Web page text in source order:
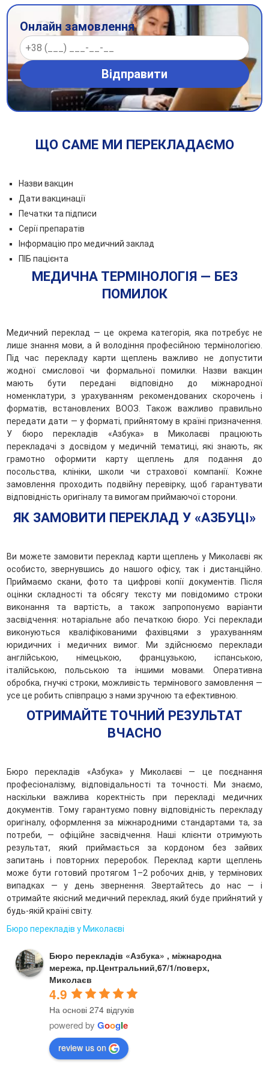
Онлайн замовлення
ЩО САМЕ МИ ПЕРЕКЛАДАЄМО
Назви вакцин
Дати вакцинації
Печатки та підписи
Серії препаратів
Інформацію про медичний заклад
ПІБ пацієнта
МЕДИЧНА ТЕРМІНОЛОГІЯ — БЕЗ
ПОМИЛОК
Медичний переклад — це окрема категорія, яка потребує не
лише знання мови, а й володіння професійною термінологією.
Під час перекладу карти щеплень важливо не допустити
жодної смислової чи формальної помилки. Назви вакцин
мають бути передані відповідно до міжнародної
номенклатури, з урахуванням рекомендованих скорочень і
форматів, встановлених ВООЗ. Також важливо правильно
передати дати — у форматі, прийнятому в країні призначення.
У бюро перекладів «Азбука» в Миколаєві працюють
перекладачі з досвідом у медичній тематиці, які знають, як
грамотно оформити карту щеплень для подання до
посольства, клініки, школи чи страхової компанії. Кожне
замовлення проходить подвійну перевірку, щоб гарантувати
відповідність оригіналу та вимогам приймаючої сторони.
ЯК ЗАМОВИТИ ПЕРЕКЛАД У «АЗБУЦІ»
Ви можете замовити переклад карти щеплень у Миколаєві як
особисто, звернувшись до нашого офісу, так і дистанційно.
Приймаємо скани, фото та цифрові копії документів. Після
оцінки складності та обсягу тексту ми повідомимо строки
виконання та вартість, а також запропонуємо варіанти
засвідчення: нотаріальне або печаткою бюро. Усі переклади
виконуються кваліфікованими фахівцями з урахуванням
юридичних і медичних вимог. Ми здійснюємо переклади
англійською, німецькою, французькою, іспанською,
італійською, польською та іншими мовами. Оперативна
обробка, гнучкі строки, можливість термінового замовлення —
усе це робить співпрацю з нами зручною та ефективною.
ОТРИМАЙТЕ ТОЧНИЙ РЕЗУЛЬТАТ
ВЧАСНО
Бюро перекладів «Азбука» у Миколаєві — це поєднання
професіоналізму, відповідальності та точності. Ми знаємо,
наскільки важлива коректність при перекладі медичних
документів. Тому гарантуємо повну відповідність перекладу
оригіналу, оформлення за міжнародними стандартами та, за
потреби, — офіційне засвідчення. Наші клієнти отримують
результат, який приймається за кордоном без зайвих
запитань і повторних переробок. Переклад карти щеплень
може бути готовий протягом 1–2 робочих днів, у термінових
випадках — у день звернення. Звертайтесь до нас — і
отримайте якісний медичний переклад, який буде прийнятий у
будь-якій країні світу.
Бюро перекладів у Миколаєві
Бюро перекладів «Азбука» , міжнародна
мережа, пр.Центральний,67/1/поверх,
Миколаєв
4.9
На основі 274 відгуків
powered byGoogle
review us on